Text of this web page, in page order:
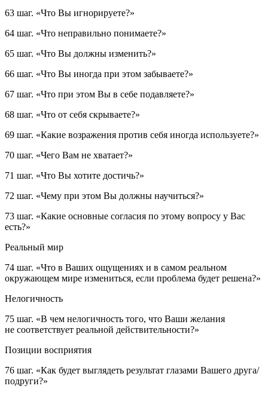
63 шаг. «Что Вы игнорируете?»
64 шаг. «Что неправильно понимаете?»
65 шаг. «Что Вы должны изменить?»
66 шаг. «Что Вы иногда при этом забываете?»
67 шаг. «Что при этом Вы в себе подавляете?»
68 шаг. «Что от себя скрываете?»
69 шаг. «Какие возражения против себя иногда используете?»
70 шаг. «Чего Вам не хватает?»
71 шаг. «Что Вы хотите достичь?»
72 шаг. «Чему при этом Вы должны научиться?»
73 шаг. «Какие основные согласия по этому вопросу у Вас
есть?»
Реальный мир
74 шаг. «Что в Ваших ощущениях и в самом реальном
окружающем мире измениться, если проблема будет решена?»
Нелогичность
75 шаг. «В чем нелогичность того, что Ваши желания
не соответствует реальной действительности?»
Позиции восприятия
76 шаг. «Как будет выглядеть результат глазами Вашего друга/
подруги?»